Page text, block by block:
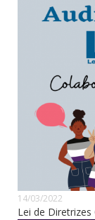
14/03/2022
Lei de